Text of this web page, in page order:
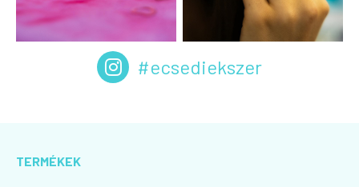
#ecsediekszer
TERMÉKEK